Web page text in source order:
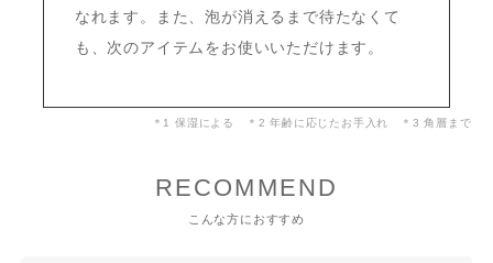
なれます。また、泡が消えるまで待たなくて
も、次のアイテムをお使いいただけます。
＊1 保湿による ＊2 年齢に応じたお手入れ ＊3 角層まで
RECOMMEND
こんな方におすすめ